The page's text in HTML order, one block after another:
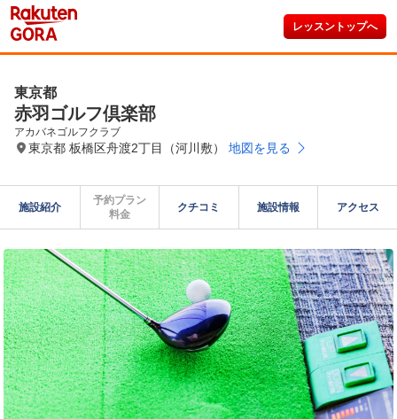
レッスントップへ
東京都
赤羽ゴルフ倶楽部
アカバネゴルフクラブ
東京都 板橋区舟渡2丁目（河川敷） 地図を見る
施設紹介
予約プラン
料金
クチコミ 施設情報 アクセス